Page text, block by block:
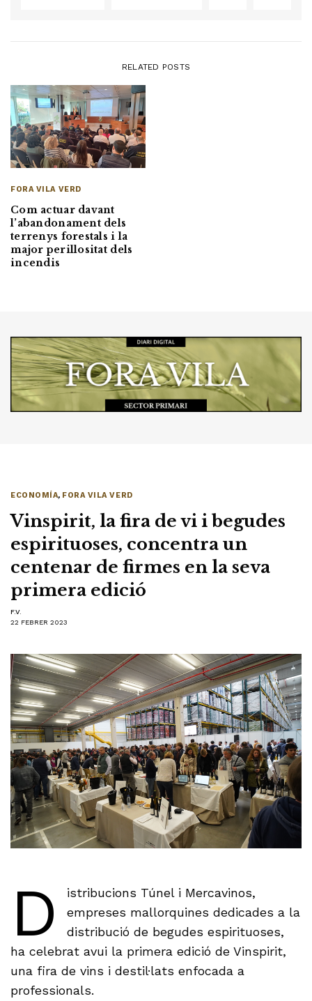
RELATED POSTS
FORA VILA VERD
Com actuar davant
l’abandonament dels
terrenys forestals i la
major perillositat dels
incendis
ECONOMÍA, FORA VILA VERD
Vinspirit, la fira de vi i begudes
espirituoses, concentra un
centenar de firmes en la seva
primera edició
F.V.
22 FEBRER 2023
D
istribucions Túnel i Mercavinos,
empreses mallorquines dedicades a la
distribució de begudes espirituoses,
ha celebrat avui la primera edició de Vinspirit,
una fira de vins i destil·lats enfocada a
professionals.